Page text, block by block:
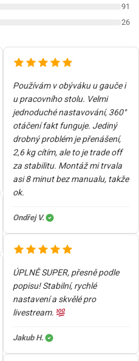
91
26
Používám v obýváku u gauče i
u pracovního stolu. Velmi
jednoduché nastavování, 360°
otáčení fakt funguje. Jediný
drobný problém je přenášení,
2,6 kg cítím, ale to je trade off
za stabilitu. Montáž mi trvala
asi 8 minut bez manualu, takže
ok.
Ondřej V.
ÚPLNĚ SUPER, přesně podle
popisu! Stabilní, rychlé
nastavení a skvělé pro
livestream.
Jakub H.